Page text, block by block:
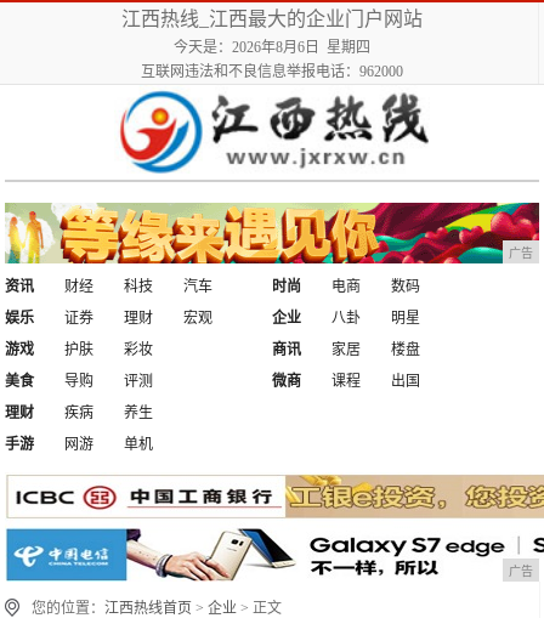
江西热线_江西最大的企业门户网站
今天是：2026年8月6日 星期四
互联网违法和不良信息举报电话：962000
广告
资讯 财经 科技
汽车
娱乐
证券 理财 宏观
时尚 电商
数码
企业
八卦
明星
游戏
护肤
彩妆
美食
导购 评测
商讯 家居
楼盘
微商
课程
出国
理财
疾病
养生
手游
网游 单机
广告
您的位置：江西热线首页 >企业 > 正文